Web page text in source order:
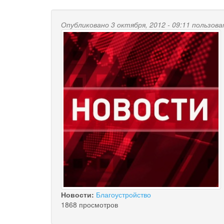
Опубликовано 3 октября, 2012 - 09:11
Новости: Благоустройство
1868 просмотров